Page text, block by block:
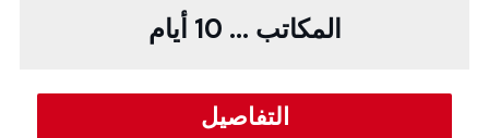
المكاتب ... 10 أيام
التفاصيل